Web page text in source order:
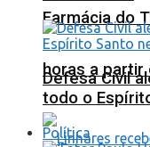
Farmácia do
horas a
Defesa Civil
todo o
Política